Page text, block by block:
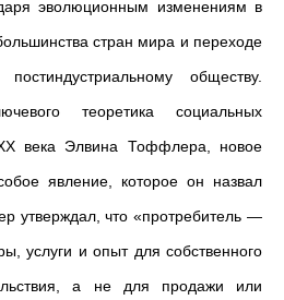
эволюционным изменениям в
стран мира и переходе
обществу.
теоретика социальных
века Элвина Тоффлера, новое
явление, которое он назвал
утверждал, что «протребитель —
услуги и опыт для собственного
а не для продажи или